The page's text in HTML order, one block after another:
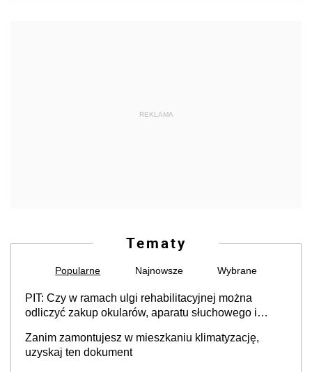
REKLAMA
Tematy
Popularne Najnowsze Wybrane
PIT: Czy w ramach ulgi rehabilitacyjnej można
odliczyć zakup okularów, aparatu słuchowego i
Zanim zamontujesz w mieszkaniu klimatyzację,
uzyskaj ten dokument